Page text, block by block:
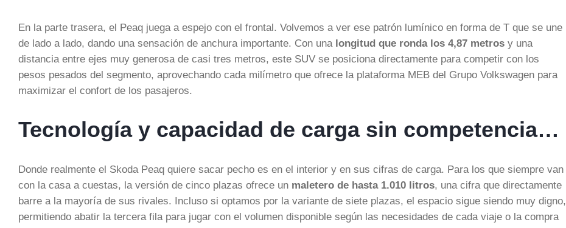
En la parte trasera, el Peaq juega a espejo con el frontal. Volvemos a ver ese patrón lumínico en forma de T que se une
de lado a lado, dando una sensación de anchura importante. Con una longitud que ronda los 4,87 metros y una
distancia entre ejes muy generosa de casi tres metros, este SUV se posiciona directamente para competir con los
pesos pesados del segmento, aprovechando cada milímetro que ofrece la plataforma MEB del Grupo Volkswagen para
maximizar el confort de los pasajeros.
Tecnología y capacidad de carga sin competencia…
Donde realmente el Skoda Peaq quiere sacar pecho es en el interior y en sus cifras de carga. Para los que siempre van
con la casa a cuestas, la versión de cinco plazas ofrece un maletero de hasta 1.010 litros, una cifra que directamente
barre a la mayoría de sus rivales. Incluso si optamos por la variante de siete plazas, el espacio sigue siendo muy digno,
permitiendo abatir la tercera fila para jugar con el volumen disponible según las necesidades de cada viaje o la compra